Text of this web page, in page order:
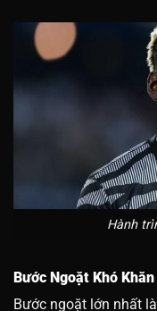
Hành
Bước Ngoặt Khó Khăn
Bước ngoặt lớn nhất